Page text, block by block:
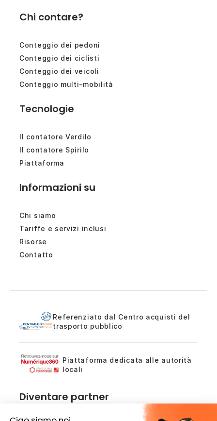
Chi contare?
Conteggio dei pedoni
Conteggio dei ciclisti
Conteggio dei veicoli
Conteggio multi-mobilità
Tecnologie
Il contatore Verdilo
Il contatore Spirilo
Piattaforma
Informazioni su
Chi siamo
Tariffe e servizi inclusi
Risorse
Contatto
Referenziato dal Centro acquisti del
trasporto pubblico
Piattaforma dedicata alle autorità
locali
Diventare partner
Sei un rivenditore, integratore o prescrittore?